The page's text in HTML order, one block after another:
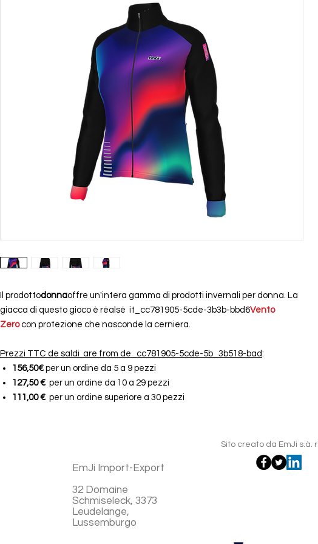
Il prodottodonnaoffre un'intera gamma di prodotti invernali per donna. La
giacca di questo gioco è réalsé it_cc781905-5cde-3b3b-bbd6Vento
Zero con protezione che nasconde la cerniera.
Prezzi TTC de saldi are from de_cc781905-5cde-5b_3b518-bad:
156,50€ per un ordine da 5 a 9 pezzi
127,50 € per un ordine da 10 a 29 pezzi
111,00 € per un ordine superiore a 30 pezzi
EmJi Import-Export
32 Domaine
Schmiseleck, 3373
Leudelange,
Lussemburgo
Sito creato da EmJi s.à. rl